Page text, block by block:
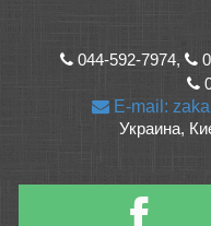
044-592-7974,
E-mail:
Украина,